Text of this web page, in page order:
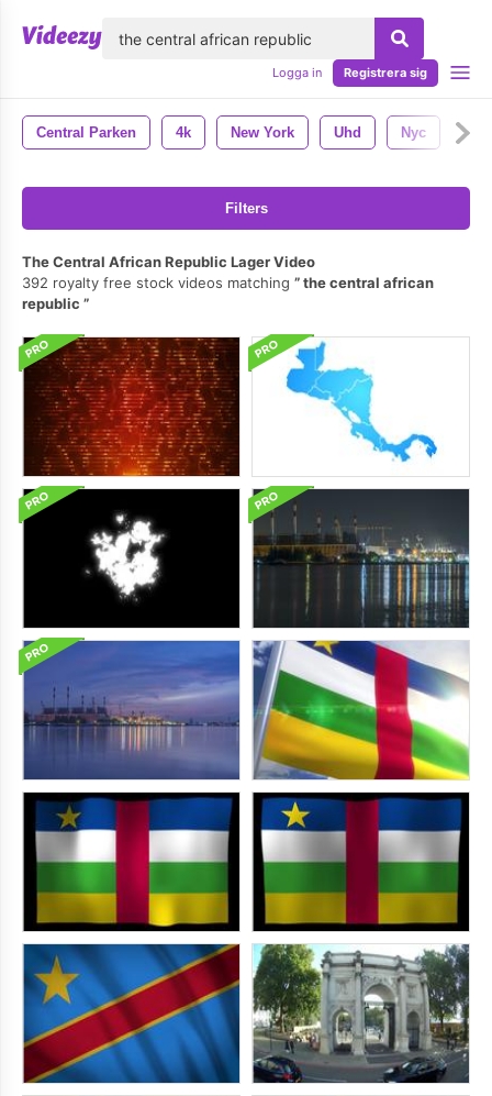
Logga in Registrera sig
Central Parken 4k New York Uhd Nyc
Filters
The Central African Republic Lager Video
392 royalty free stock videos matching
the central african
republic